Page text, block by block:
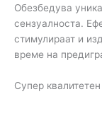
Обезбедува
сензуалноста.
стимулираат и
време на
Супер